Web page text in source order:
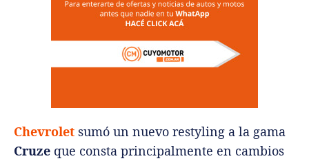
Chevrolet sumó un nuevo restyling a la gama
Cruze que consta principalmente en cambios